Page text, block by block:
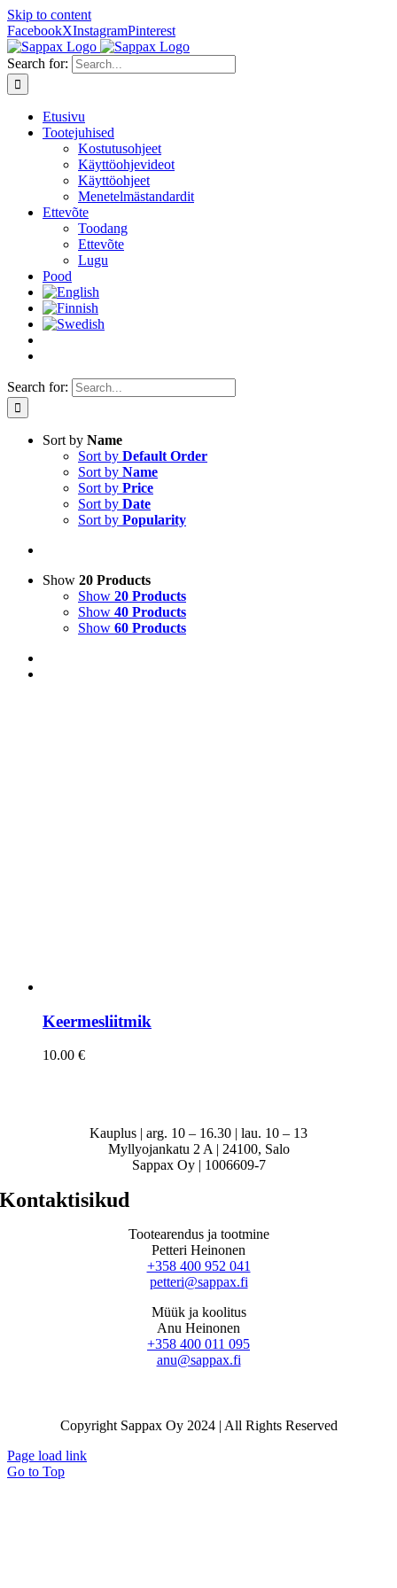
Skip to content
FacebookXInstagramPinterest
Search for:
Etusivu
Tootejuhised
Kostutusohjeet
Käyttöohjevideot
Käyttöohjeet
Menetelmästandardit
Ettevõte
Toodang
Ettevõte
Lugu
Pood
Search for:
Sort by Name
Sort by Default Order
Sort by Name
Sort by Price
Sort by Date
Sort by Popularity
Show 20 Products
Show 20 Products
Show 40 Products
Show 60 Products
Keermesliitmik
10.00 €
Kauplus | arg. 10 – 16.30 | lau. 10 – 13
Myllyojankatu 2 A | 24100, Salo
Sappax Oy | 1006609-7
Kontaktisikud
Tootearendus ja tootmine
Petteri Heinonen
+358 400 952 041
petteri@sappax.fi
Müük ja koolitus
Anu Heinonen
+358 400 011 095
anu@sappax.fi
Copyright Sappax Oy 2024 | All Rights Reserved
Page load link
Go to Top